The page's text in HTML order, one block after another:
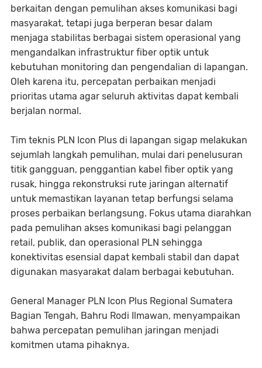
berkaitan dengan pemulihan akses komunikasi bagi
masyarakat, tetapi juga berperan besar dalam
menjaga stabilitas berbagai sistem operasional yang
mengandalkan infrastruktur fiber optik untuk
kebutuhan monitoring dan pengendalian di lapangan.
Oleh karena itu, percepatan perbaikan menjadi
prioritas utama agar seluruh aktivitas dapat kembali
berjalan normal.
Tim teknis PLN Icon Plus di lapangan sigap melakukan
sejumlah langkah pemulihan, mulai dari penelusuran
titik gangguan, penggantian kabel fiber optik yang
rusak, hingga rekonstruksi rute jaringan alternatif
untuk memastikan layanan tetap berfungsi selama
proses perbaikan berlangsung. Fokus utama diarahkan
pada pemulihan akses komunikasi bagi pelanggan
retail, publik, dan operasional PLN sehingga
konektivitas esensial dapat kembali stabil dan dapat
digunakan masyarakat dalam berbagai kebutuhan.
General Manager PLN Icon Plus Regional Sumatera
Bagian Tengah, Bahru Rodi Ilmawan, menyampaikan
bahwa percepatan pemulihan jaringan menjadi
komitmen utama pihaknya.